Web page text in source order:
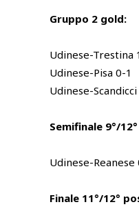
Gruppo 2 gold:
Udinese-Trestina
Udinese-Pisa 0-1
Udinese-Scandicci
Semifinale 9°/
Udinese-
Finale 11°/12°